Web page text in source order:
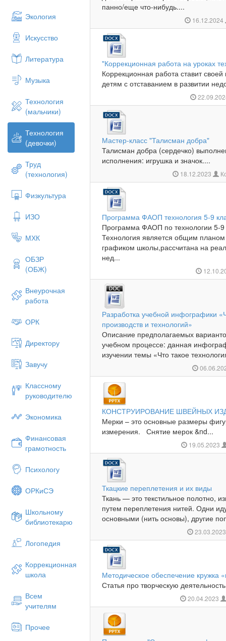
Экология
Искусство
Литература
Музыка
Технология
(мальчики)
Технология
(девочки)
Труд
(технология)
Физкультура
ИЗО
МХК
ОБЗР
(ОБЖ)
Внеурочная
работа
ОРК
Директору
Завучу
Классному
руководителю
Экономика
Финансовая
грамотность
Психологу
ОРКиСЭ
Школьному
библиотекарю
Логопедия
Коррекционная
школа
Всем
учителям
Прочее
панно/еще что-нибудь....
16.12.2024
"Коррекционная работа на уроках
Коррекционная работа ставит
детям с отставанием в развитии
Мастер-класс "Талисман добра"
Талисман добра (сердечко)
исполнения: игрушка и значок....
18.12.2023
Программа ФАОП технология 5-9
Программа ФАОП по технологии 5-
Технология является общим
графиком школы,рассчитана на
нед...
Разработка учебной инфографики
производств и технологий»
Описание предполагаемых
учебном процессе: данная
изучении темы «Что такое
КОНСТРУИРОВАНИЕ ШВЕЙНЫХ
Мерки – это основные размеры
измерения. Снятие мерок &nd...
19.05.2023
Ткацкие переплетения и их виды
Ткань — это текстильное полотно,
путем переплетения нитей. Одни
основными (нить основы), другие
Методическое обеспечение кружка
Статья про творческую
20.04.2023